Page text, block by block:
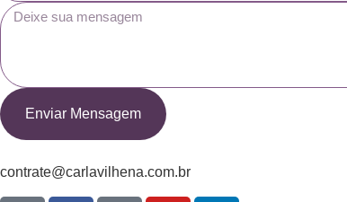
Enviar Mensagem
contrate@carlavilhena.com.br